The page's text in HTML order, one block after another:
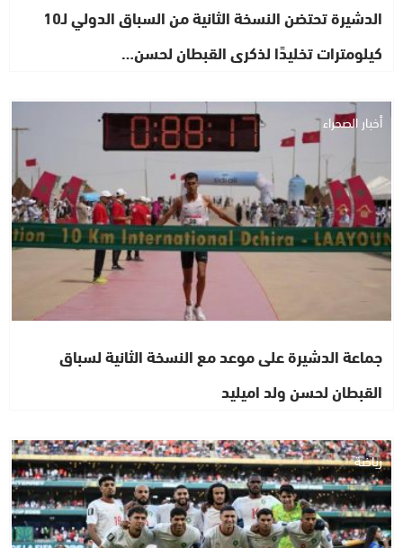
الدشيرة تحتضن النسخة الثانية من السباق الدولي لـ10
كيلومترات تخليدًا لذكرى القبطان لحسن…
أخبار الصحراء
جماعة الدشيرة على موعد مع النسخة الثانية لسباق
القبطان لحسن ولد اميليد
رياضة